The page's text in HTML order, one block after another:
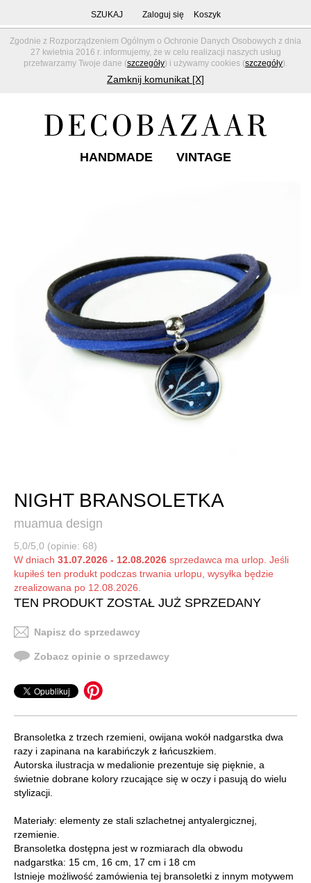
Zgodnie z Rozporządzeniem Ogólnym o Ochronie Danych Osobowych z dnia
27 kwietnia 2016 r. informujemy, że w celu realizacji naszych usług
przetwarzamy Twoje dane (szczegóły) i używamy cookies (szczegóły).
Zamknij komunikat [X]
SZUKAJ Zaloguj się Koszyk
HANDMADE VINTAGE
NIGHT BRANSOLETKA
muamua design
5,0/5,0 (opinie: 68)
W dniach 31.07.2026 - 12.08.2026 sprzedawca ma urlop. Jeśli
kupiłeś ten produkt podczas trwania urlopu, wysyłka będzie
zrealizowana po 12.08.2026.
TEN PRODUKT ZOSTAŁ JUŻ SPRZEDANY
Napisz do sprzedawcy
Zobacz opinie o sprzedawcy
Bransoletka z trzech rzemieni, owijana wokół nadgarstka dwa
razy i zapinana na karabińczyk z łańcuszkiem.
Autorska ilustracja w medalionie prezentuje się pięknie, a
świetnie dobrane kolory rzucające się w oczy i pasują do wielu
stylizacji.
Materiały: elementy ze stali szlachetnej antyalergicznej,
rzemienie.
Bransoletka dostępna jest w rozmiarach dla obwodu
nadgarstka: 15 cm, 16 cm, 17 cm i 18 cm
Istnieje możliwość zamówienia tej bransoletki z innym motywem